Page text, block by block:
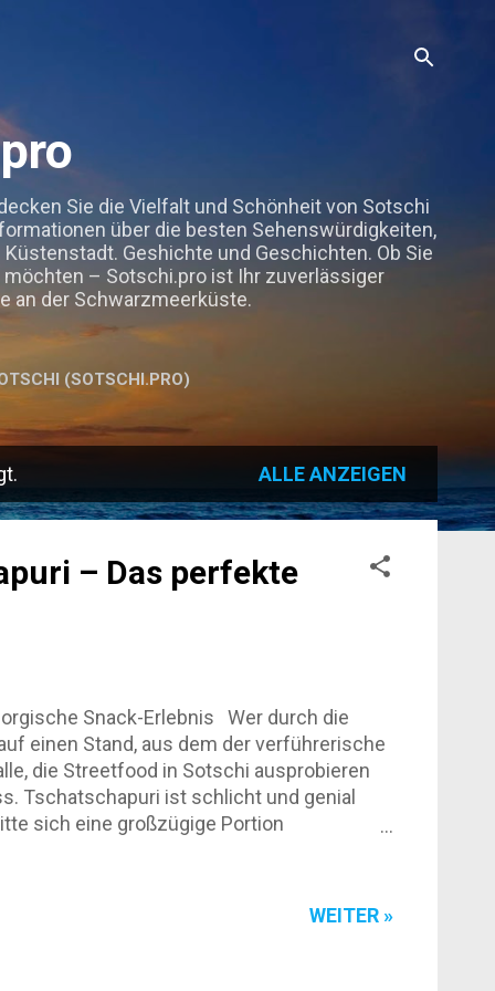
Sie die Vielfalt und Schönheit von Sotschi
über die besten Sehenswürdigkeiten,
Geshichte und Geschichten. Ob Sie
– Sotschi.pro ist Ihr zuverlässiger
an der Schwarzmeerküste.
(SOTSCHI.PRO)
IMPRESSUM, DATENSCHUTZ, DISCLAIMER
ALLE ANZEIGEN
– Das perfekte
Snack-Erlebnis Wer durch die
einen Stand, aus dem der verführerische
die Streetfood in Sotschi ausprobieren
Tschatschapuri ist schlicht und genial
sich eine großzügige Portion
Stände sind klein, oft nur ein Wagen oder
kein Firlefanz. Genau das macht den
WEITER »